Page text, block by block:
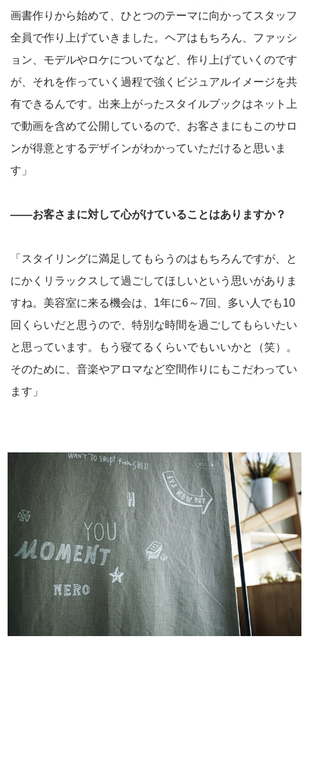
画書作りから始めて、ひとつのテーマに向かってスタッフ
全員で作り上げていきました。ヘアはもちろん、ファッシ
ョン、モデルやロケについてなど、作り上げていくのです
が、それを作っていく過程で強くビジュアルイメージを共
有できるんです。出来上がったスタイルブックはネット上
で動画を含めて公開しているので、お客さまにもこのサロ
ンが得意とするデザインがわかっていただけると思いま
す」
――お客さまに対して心がけていることはありますか？
「スタイリングに満足してもらうのはもちろんですが、と
にかくリラックスして過ごしてほしいという思いがありま
すね。美容室に来る機会は、1年に6～7回、多い人でも10
回くらいだと思うので、特別な時間を過ごしてもらいたい
と思っています。もう寝てるくらいでもいいかと（笑）。
そのために、音楽やアロマなど空間作りにもこだわってい
ます」